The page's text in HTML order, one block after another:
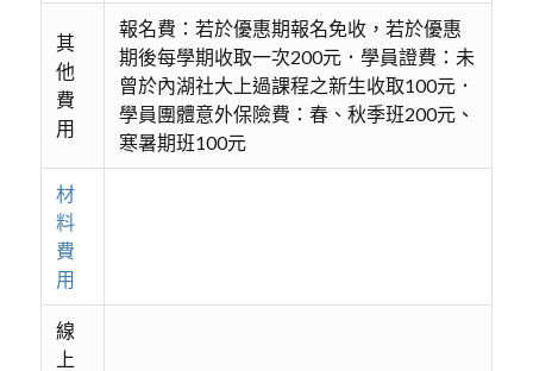
其
他
費
用
報名費：若於優惠期報名免收，若於優惠
期後每學期收取一次200元．學員證費：未
曾於內湖社大上過課程之新生收取100元．
學員團體意外保險費：春、秋季班200元、
寒暑期班100元
材
料
費
用
線
上